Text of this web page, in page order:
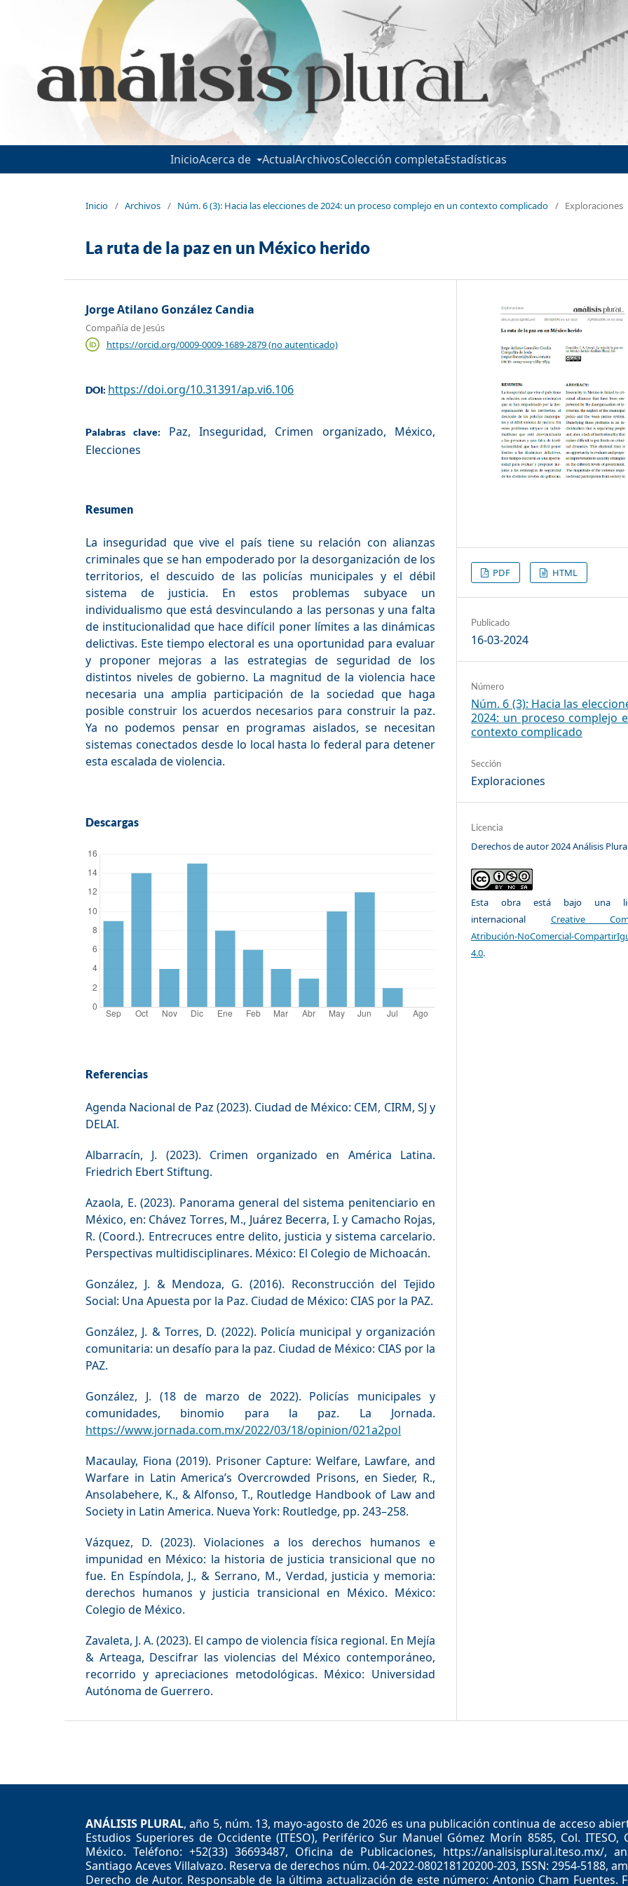
InicioAcerca de ActualArchivosColección completaEstadísticas
Inicio / Archivos / Núm. 6 (3): Hacia las elecciones de 2024: un proceso complejo en un contexto complicado / Exploraciones
La ruta de la paz en un México herido
Jorge Atilano González Candia
Compañía de Jesús
https://orcid.org/0009-0009-1689-2879 (no autenticado)
DOI: https://doi.org/10.31391/ap.vi6.106
Palabras clave: Paz, Inseguridad, Crimen organizado, México,
Elecciones
Resumen
La inseguridad que vive el país tiene su relación con alianzas
criminales que se han empoderado por la desorganización de los
territorios, el descuido de las policías municipales y el débil
sistema de justicia. En estos problemas subyace un
individualismo que está desvinculando a las personas y una falta
de institucionalidad que hace difícil poner límites a las dinámicas
delictivas. Este tiempo electoral es una oportunidad para evaluar
y proponer mejoras a las estrategias de seguridad de los
distintos niveles de gobierno. La magnitud de la violencia hace
necesaria una amplia participación de la sociedad que haga
posible construir los acuerdos necesarios para construir la paz.
Ya no podemos pensar en programas aislados, se necesitan
sistemas conectados desde lo local hasta lo federal para detener
esta escalada de violencia.
Descargas
Referencias
Agenda Nacional de Paz (2023). Ciudad de México: CEM, CIRM, SJ y
DELAI.
Albarracín, J. (2023). Crimen organizado en América Latina.
Friedrich Ebert Stiftung.
Azaola, E. (2023). Panorama general del sistema penitenciario en
México, en: Chávez Torres, M., Juárez Becerra, I. y Camacho Rojas,
R. (Coord.). Entrecruces entre delito, justicia y sistema carcelario.
Perspectivas multidisciplinares. México: El Colegio de Michoacán.
González, J. & Mendoza, G. (2016). Reconstrucción del Tejido
Social: Una Apuesta por la Paz. Ciudad de México: CIAS por la PAZ.
González, J. & Torres, D. (2022). Policía municipal y organización
comunitaria: un desafío para la paz. Ciudad de México: CIAS por la
PAZ.
González, J. (18 de marzo de 2022). Policías municipales y
comunidades, binomio para la paz. La Jornada.
https://www.jornada.com.mx/2022/03/18/opinion/021a2pol
Macaulay, Fiona (2019). Prisoner Capture: Welfare, Lawfare, and
Warfare in Latin America’s Overcrowded Prisons, en Sieder, R.,
Ansolabehere, K., & Alfonso, T., Routledge Handbook of Law and
Society in Latin America. Nueva York: Routledge, pp. 243–258.
Vázquez, D. (2023). Violaciones a los derechos humanos e
impunidad en México: la historia de justicia transicional que no
fue. En Espíndola, J., & Serrano, M., Verdad, justicia y memoria:
derechos humanos y justicia transicional en México. México:
Colegio de México.
Zavaleta, J. A. (2023). El campo de violencia física regional. En Mejía
& Arteaga, Descifrar las violencias del México contemporáneo,
recorrido y apreciaciones metodológicas. México: Universidad
Autónoma de Guerrero.
PDF HTML
Publicado
16-03-2024
Número
Núm. 6 (3): Hacia las
2024: un proceso complejo
contexto complicado
Sección
Exploraciones
Licencia
Derechos de autor 2024 Análisis
Esta obra está bajo una
internacional Creative
Atribución-NoComercial-
4.0.
ANÁLISIS PLURAL, año 5, núm. 13, mayo-agosto de 2026 es una publicación continua de acceso
Estudios Superiores de Occidente (ITESO), Periférico Sur Manuel Gómez Morín 8585, Col. ITESO,
México. Teléfono: +52(33) 36693487, Oficina de Publicaciones, https://analisisplural.iteso.mx/,
Santiago Aceves Villalvazo. Reserva de derechos núm. 04-2022-080218120200-203, ISSN: 2954-5188,
Derecho de Autor. Responsable de la última actualización de este número: Antonio Cham